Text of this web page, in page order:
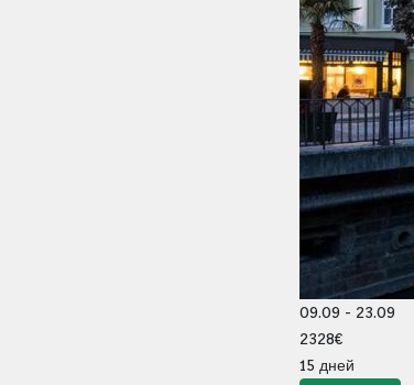
09.09 - 23.09
2328€
15 дней